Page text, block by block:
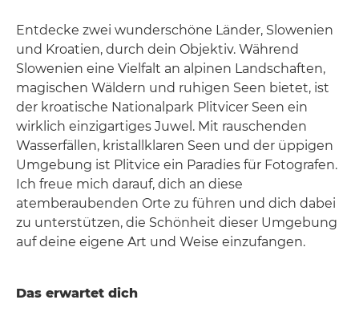
Entdecke zwei wunderschöne Länder, Slowenien
und Kroatien, durch dein Objektiv. Während
Slowenien eine Vielfalt an alpinen Landschaften,
magischen Wäldern und ruhigen Seen bietet, ist
der kroatische Nationalpark Plitvicer Seen ein
wirklich einzigartiges Juwel. Mit rauschenden
Wasserfällen, kristallklaren Seen und der üppigen
Umgebung ist Plitvice ein Paradies für Fotografen.
Ich freue mich darauf, dich an diese
atemberaubenden Orte zu führen und dich dabei
zu unterstützen, die Schönheit dieser Umgebung
auf deine eigene Art und Weise einzufangen.
Das erwartet dich